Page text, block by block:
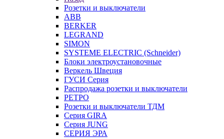
Розетки и выключатели
ABB
BERKER
LEGRAND
SIMON
SYSTEME ELECTRIC (Schneider)
Блоки электроустановочные
Веркель Швеция
ГУСИ Серия
Распродажа розетки и выключатели
РЕТРО
Розетки и выключатели ТДМ
Серия GIRA
Серия JUNG
СЕРИЯ ЭРА